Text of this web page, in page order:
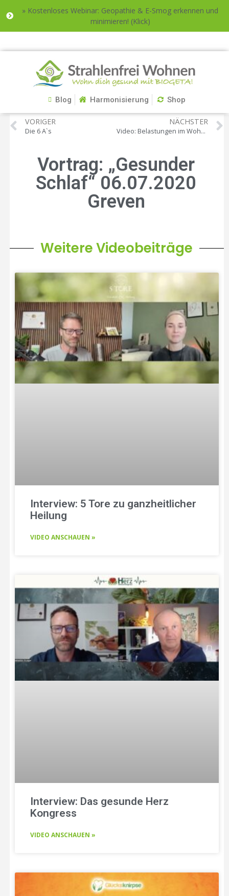
» Kostenloses Webinar: Geopathie & E-Smog erkennen und
minimieren! (Klick)
Blog Harmonisierung Shop
VORIGER
Die 6 A`s
NÄCHSTER
Video: Belastungen im Wohnmobil
Vortrag: „Gesunder
Schlaf“ 06.07.2020
Greven
Weitere Videobeiträge
Interview: 5 Tore zu ganzheitlicher
Heilung
VIDEO ANSCHAUEN »
Interview: Das gesunde Herz
Kongress
VIDEO ANSCHAUEN »